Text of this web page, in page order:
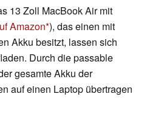
13 Zoll MacBook Air mit
Amazon ), das einen mit
Akku besitzt, lassen sich
Durch die passable
gesamte Akku der
auf einen Laptop übertragen